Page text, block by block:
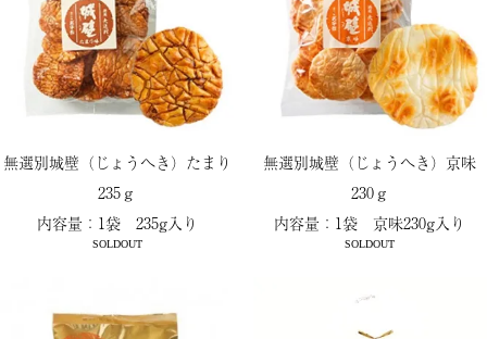
無選別城壁（じょうへき）たまり
235ｇ
内容量：1袋 235g入り
SOLDOUT
無選別城壁（じょうへき）京味
230ｇ
内容量：1袋 京味230g入り
SOLDOUT